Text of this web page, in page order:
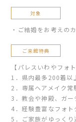
対象
・ご結婚をお考えの
ご来館特典
【パレスいわやフォ
1．県内最多200着以
2．専属ヘアメイク
3．教会や神殿、ガー
4．経験豊富なフォ
5．ご家族がゆっくり